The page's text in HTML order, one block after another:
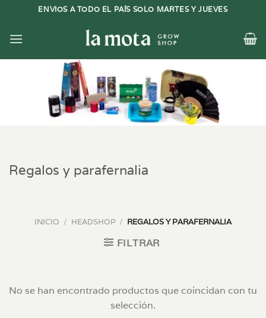
contenido
ENVIOS A TODO EL PAÍS SOLO MARTES Y JUEVES
Regalos y parafernalia
INICIO / HEADSHOP / REGALOS Y PARAFERNALIA
FILTRAR
No se han encontrado productos que coincidan con tu
selección.